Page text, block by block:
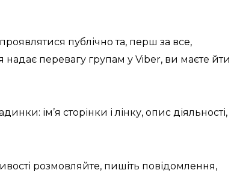
публічно та, перш за все,
перевагу групам у Viber, ви маєте йти
ім’я сторінки і лінку, опис діяльності,
розмовляйте, пишіть повідомлення,